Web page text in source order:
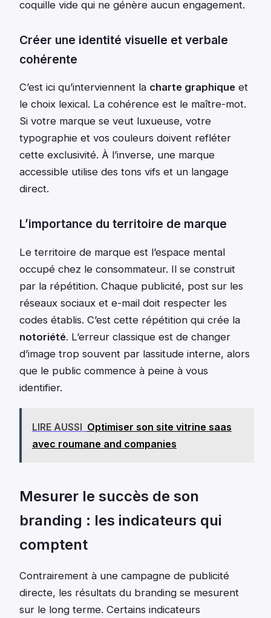
coquille vide qui ne génère aucun engagement.
Créer une identité visuelle et verbale
cohérente
C’est ici qu’interviennent la charte graphique et
le choix lexical. La cohérence est le maître-mot.
Si votre marque se veut luxueuse, votre
typographie et vos couleurs doivent refléter
cette exclusivité. À l’inverse, une marque
accessible utilise des tons vifs et un langage
direct.
L’importance du territoire de marque
Le territoire de marque est l’espace mental
occupé chez le consommateur. Il se construit
par la répétition. Chaque publicité, post sur les
réseaux sociaux et e-mail doit respecter les
codes établis. C’est cette répétition qui crée la
notoriété. L’erreur classique est de changer
d’image trop souvent par lassitude interne, alors
que le public commence à peine à vous
identifier.
LIRE AUSSI Optimiser son site vitrine saas
avec roumane and companies
Mesurer le succès de son
branding : les indicateurs qui
comptent
Contrairement à une campagne de publicité
directe, les résultats du branding se mesurent
sur le long terme. Certains indicateurs